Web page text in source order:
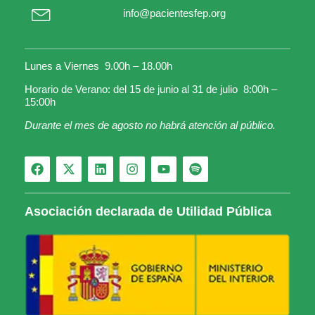
info@pacientesfep.org
Lunes a Viernes 9.00h – 18.00h
Horario de Verano: del 15 de junio al 31 de julio 8:00h –
15:00h
Durante el mes de agosto no habrá atención al público.
Asociación declarada de Utilidad Pública